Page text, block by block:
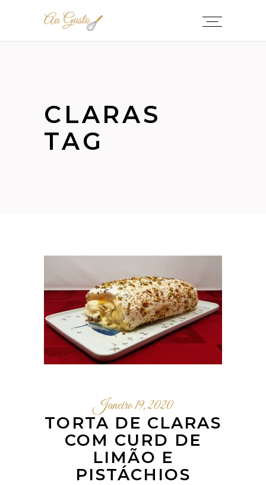
CLARAS
TAG
Janeiro 19, 2020
TORTA DE CLARAS
COM CURD DE
LIMÃO E
PISTÁCHIOS